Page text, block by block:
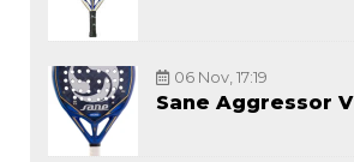
06 Nov, 17:19
Sane Aggressor V